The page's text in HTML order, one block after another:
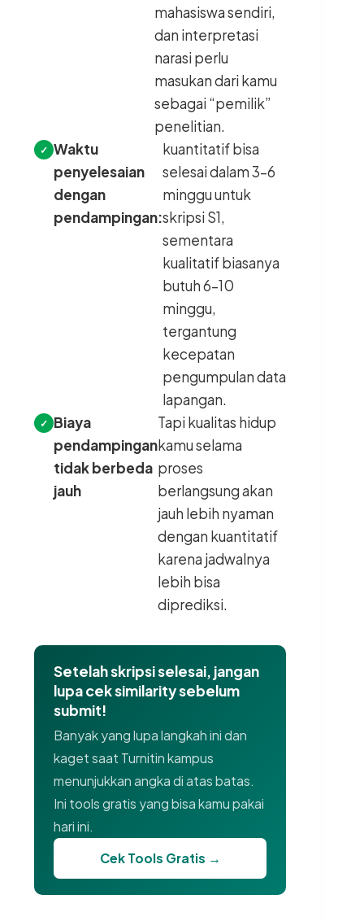
mahasiswa sendiri,
dan interpretasi
narasi perlu
masukan dari kamu
sebagai “pemilik”
penelitian.
Waktu
penyelesaian
dengan
pendampingan:
kuantitatif bisa
selesai dalam 3–6
minggu untuk
skripsi S1,
sementara
kualitatif biasanya
butuh 6–10
minggu,
tergantung
kecepatan
pengumpulan data
lapangan.
Biaya
pendampingan
tidak berbeda
jauh
Tapi kualitas hidup
kamu selama
proses
berlangsung akan
jauh lebih nyaman
dengan kuantitatif
karena jadwalnya
lebih bisa
diprediksi.
Setelah skripsi selesai, jangan
lupa cek similarity sebelum
submit!
Banyak yang lupa langkah ini dan
kaget saat Turnitin kampus
menunjukkan angka di atas batas.
Ini tools gratis yang bisa kamu pakai
hari ini.
Cek Tools Gratis →